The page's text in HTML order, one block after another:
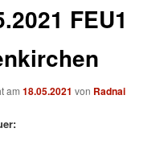
FEU1
am18.05.2021 von Radnai